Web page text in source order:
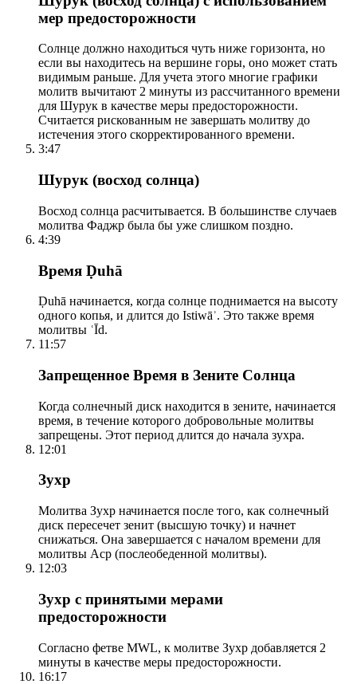
мер предосторожности
Солнце должно находиться чуть ниже горизонта, но
если вы находитесь на вершине горы, оно может стать
видимым раньше. Для учета этого многие графики
молитв вычитают 2 минуты из рассчитанного времени
для Шурук в качестве меры предосторожности.
Считается рискованным не завершать молитву до
истечения этого скорректированного времени.
3:47
Шурук (восход солнца)
Восход солнца расчитывается. В большинстве случаев
молитва Фаджр была бы уже слишком поздно.
4:39
Время Ḍuhā
Ḍuhā начинается, когда солнце поднимается на высоту
одного копья, и длится до Istiwāʾ. Это также время
молитвы ʿĪd.
11:57
Запрещенное Время в Зените Солнца
Когда солнечный диск находится в зените, начинается
время, в течение которого добровольные молитвы
запрещены. Этот период длится до начала зухра.
12:01
Зухр
Молитва Зухр начинается после того, как солнечный
диск пересечет зенит (высшую точку) и начнет
снижаться. Она завершается с началом времени для
молитвы Аср (послеобеденной молитвы).
12:03
Зухр с принятыми мерами
предосторожности
Согласно фетве MWL, к молитве Зухр добавляется 2
минуты в качестве меры предосторожности.
16:17